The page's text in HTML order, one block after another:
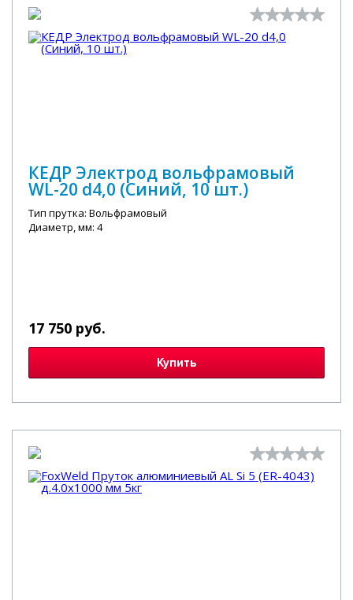
КЕДР Электрод вольфрамовый
WL-20 d4,0 (Синий, 10 шт.)
Тип прутка: Вольфрамовый
Диаметр, мм: 4
17 750 руб.
Купить